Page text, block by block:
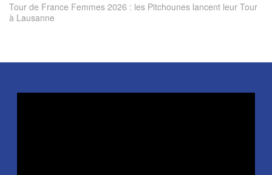
Tour de France Femmes 2026 : les Pitchounes lancent leur Tour
à Lausanne